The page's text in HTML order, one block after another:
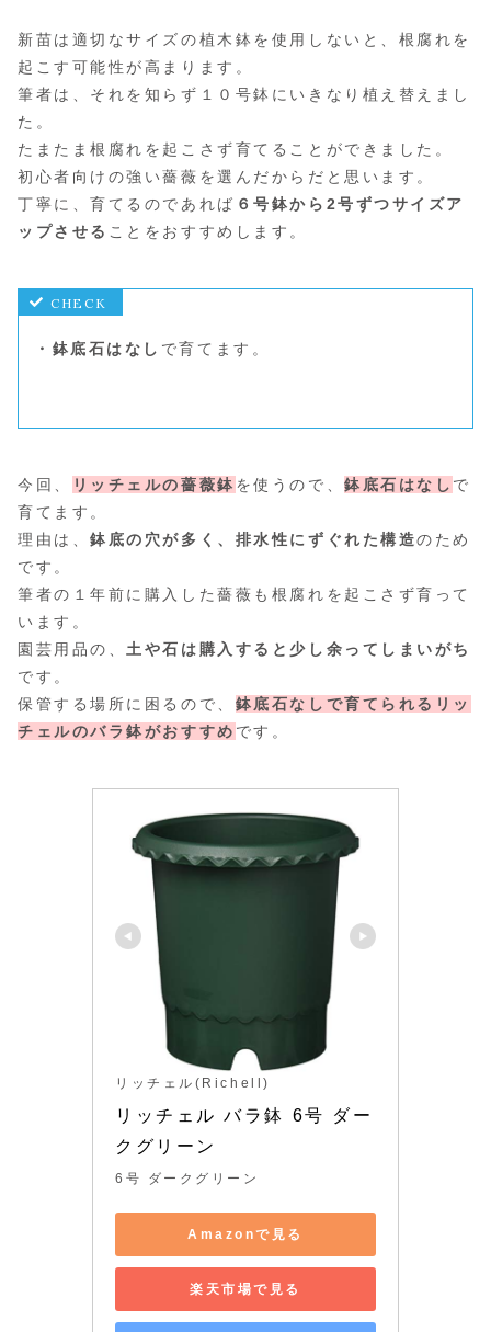
新苗は適切なサイズの植木鉢を使用しないと、根腐れを
起こす可能性が高まります。
筆者は、それを知らず１０号鉢にいきなり植え替えまし
た。
たまたま根腐れを起こさず育てることができました。
初心者向けの強い薔薇を選んだからだと思います。
丁寧に、育てるのであれば ６号鉢から2号ずつサイズア
ップさせる ことをおすすめします。
・鉢底石はなし で育てます。
今回、 リッチェルの薔薇鉢 を使うので、鉢底石はなし で
育てます。
理由は、鉢底の穴が多く、排水性にずぐれた構造のため
です。
筆者の１年前に購入した薔薇も根腐れを起こさず育って
います。
園芸用品の、土や石は購入すると少し余ってしまいがち
です。
保管する場所に困るので、 鉢底石なしで育てられるリッ
チェルのバラ鉢がおすすめ です。
リッチェル(Richell)
リッチェル バラ鉢 6号 ダー
クグリーン
6号 ダークグリーン
Amazonで見る
楽天市場で見る